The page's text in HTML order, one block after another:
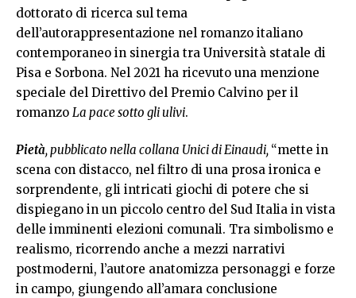
dottorato di ricerca sul tema
dell’autorappresentazione nel romanzo italiano
contemporaneo in sinergia tra Università statale di
Pisa e Sorbona. Nel 2021 ha ricevuto una menzione
speciale del Direttivo del Premio Calvino per il
romanzo La pace sotto gli ulivi.
Pietà, pubblicato nella collana Unici di Einaudi, “mette in
scena con distacco, nel filtro di una prosa ironica e
sorprendente, gli intricati giochi di potere che si
dispiegano in un piccolo centro del Sud Italia in vista
delle imminenti elezioni comunali. Tra simbolismo e
realismo, ricorrendo anche a mezzi narrativi
postmoderni, l’autore anatomizza personaggi e forze
in campo, giungendo all’amara conclusione